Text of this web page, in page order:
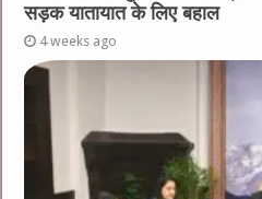
सड़क यातायात के लिए बहाल
4 weeks ago